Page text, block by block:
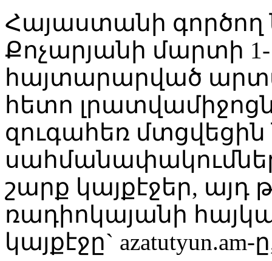
Հայաստանի
Քոչարյանի մարտի
հայտարարված
հետո
զուգահեռ
շարք կայքէջեր, այդ
ռադիոկայանի
կայքէջը`